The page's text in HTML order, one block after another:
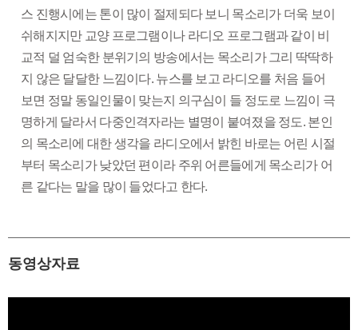
스 진행시에는 톤이 많이 절제되다 보니 목소리가 더욱 보이
쉬해지지만 교양 프로그램이나 라디오 프로그램과 같이 비
교적 덜 엄숙한 분위기의 방송에서는 목소리가 그리 딱딱하
지 않은 달달한 느낌이다. 뉴스를 보고 라디오를 처음 들어
보면 정말 동일인물이 맞는지 의구심이 들 정도로 느낌이 극
명하게 달라서 다중인격자라는 별명이 붙여졌을 정도. 본인
의 목소리에 대한 생각을 라디오에서 밝힌 바로는 어린 시절
부터 목소리가 낮았던 편이라 주위 어른들에게 목소리가 어
른 같다는 말을 많이 들었다고 한다.
동영상자료